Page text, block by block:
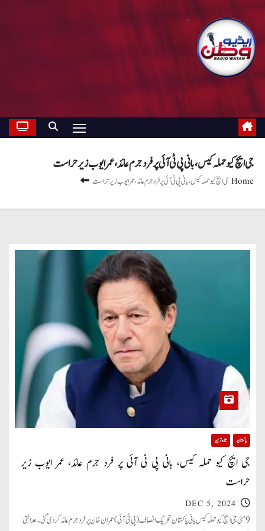
جی ایچ کیو حملہ کیس، بانی پی ٹی آئی پر فرد جرم عائد، عمر ایوب زیر حراست
Homeجی ایچ کیو حملہ کیس، بانی پی ٹی آئی پر فرد جرم عائد، عمر ایوب زیر حراست
پاکستان تازہ ترین
جی ایچ کیو حملہ کیس، بانی پی ٹی آئی پر فرد جرم عائد، عمر ایوب زیر
حراست
DEC 5, 2024
9 مئی جی ایچ کیو حملہ کیس بانی پاکستان تحریک انصاف (پی ٹی آئی) عمران خان پر فرد جرم عائد کردی گئی۔ عدالتی